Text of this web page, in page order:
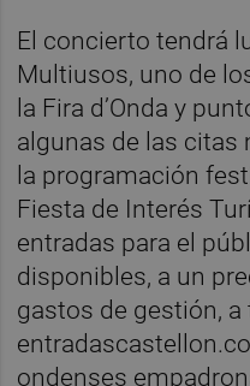
El concierto tendrá
Multiusos, uno de
la Fira d’Onda y
algunas de las
la programación
Fiesta de Interés
entradas para el
disponibles, a un
gastos de gestión, a
ondenses